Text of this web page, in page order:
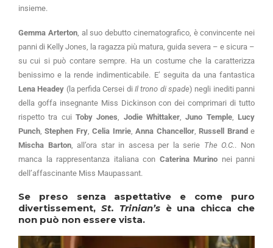
insieme.
Gemma Arterton, al suo debutto cinematografico, è convincente nei
panni di Kelly Jones, la ragazza più matura, guida severa – e sicura –
su cui si può contare sempre. Ha un costume che la caratterizza
benissimo e la rende indimenticabile. E’ seguita da una fantastica
Lena Headey (la perfida Cersei diIl trono di spade) negli inediti panni
della goffa insegnante Miss Dickinson con dei comprimari di tutto
rispetto tra cui Toby Jones, Jodie Whittaker,Juno Temple, Lucy
Punch,Stephen Fry,Celia Imrie,Anna Chancellor, Russell Brand e
Mischa Barton, all’ora star in ascesa per la serie The O.C.. Non
manca la rappresentanza italiana con Caterina Murino nei panni
dell’affascinante Miss Maupassant.
Se preso senza aspettative e come puro
divertissement, St. Trinian’sè una chicca che
non può non essere vista.